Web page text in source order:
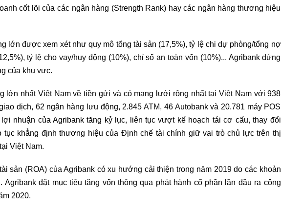
cốt lõi của các ngân hàng (Strength Rank) hay các ngân hàng thương hiệu
lớn được xem xét như quy mô tổng tài sản (17,5%), tỷ lệ chi dự phòng/tổng nợ
tỷ lệ cho vay/huy động (10%), chỉ số an toàn vốn (10%)... Agribank đứng
của khu vực.
lớn nhất Việt Nam về tiền gửi và có mạng lưới rộng nhất tại Việt Nam với 938
dịch, 62 ngân hàng lưu động, 2.845 ATM, 46 Autobank và 20.781 máy POS
nhuận của Agribank tăng kỷ lục, liên tục vượt kế hoạch tái cơ cấu, thay đổi
tục khẳng định thương hiệu của Định chế tài chính giữ vai trò chủ lực trên thị
Việt Nam.
sản (ROA) của Agribank có xu hướng cải thiện trong năm 2019 do các khoản
đặt mục tiêu tăng vốn thông qua phát hành cổ phần lần đầu ra công
2020.